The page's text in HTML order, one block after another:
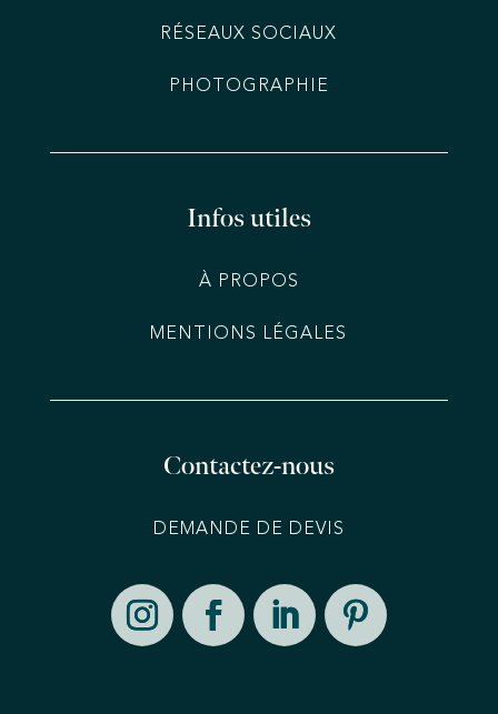
RÉSEAUX SOCIAUX
PHOTOGRAPHIE
Infos utiles
À PROPOS
MENTIONS LÉGALES
Contactez-nous
DEMANDE DE DEVIS